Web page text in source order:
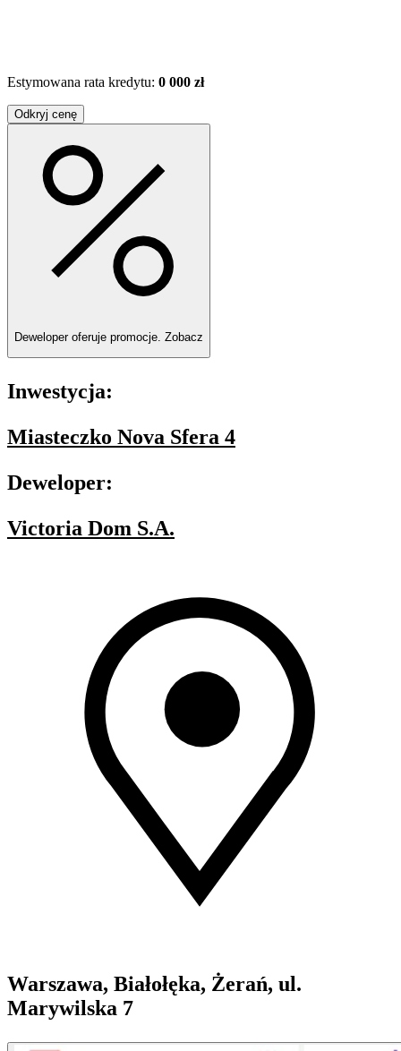
Estymowana rata kredytu: 0 000 zł
Odkryj cenę
Deweloper oferuje promocje. Zobacz
Inwestycja:
Miasteczko Nova Sfera 4
Deweloper:
Victoria Dom S.A.
Warszawa, Białołęka, Żerań, ul.
Marywilska 7